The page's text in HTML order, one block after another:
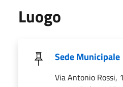
Luogo
Sede Municipale
Via Antonio Rossi,